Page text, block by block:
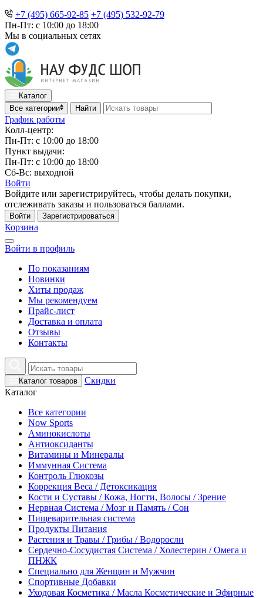
+7 (495) 665-92-85 +7 (495) 532-92-79
Пн-Пт: с 10:00 до 18:00
Мы в социальных сетях
Каталог
Все категории
Найти
График работы
Колл-центр:
Пн-Пт: с 10:00 до 18:00
Пункт выдачи:
Пн-Пт: с 10:00 до 18:00
Сб-Вс: выходной
Войти
Войдите или зарегистрируйтесь, чтобы делать покупки,
отслеживать заказы и пользоваться баллами.
Войти Зарегистрироваться
Корзина
Войти в профиль
По показаниям
Новинки
Хиты продаж
Мы рекомендуем
Прайс-лист
Доставка и оплата
Отзывы
Контакты
Каталог товаров
Скидки
Каталог
Все категории
Now Sports
Аминокислоты
Антиоксиданты
Витамины и Минералы
Иммунная Система
Контроль Глюкозы
Коррекция Веса / Детоксикация
Кости и Суставы / Кожа, Ногти, Волосы / Зрение
Нервная Система / Мозг и Память / Сон
Пищеварительная система
Продукты Питания
Растения и Травы / Грибы / Водоросли
Сердечно-Сосудистая Система / Холестерин / Омега и
ПНЖК
Специально для Женщин и Мужчин
Спортивные Добавки
Уходовая Косметика / Масла Косметические и Эфирные